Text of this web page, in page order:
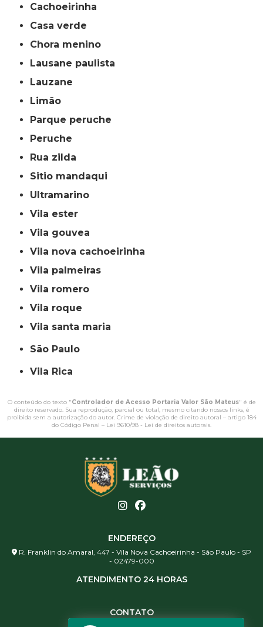
cachoeirinha
casa verde
chora menino
lausane paulista
lauzane
limão
parque peruche
peruche
rua zilda
sitio mandaqui
ultramarino
vila ester
vila gouvea
vila nova cachoeirinha
vila palmeiras
vila romero
vila roque
vila santa maria
São Paulo
Vila Rica
O conteúdo do texto "Controlador de Acesso Portaria Valor São Mateus" é de
direito reservado. Sua reprodução, parcial ou total, mesmo citando nossos links, é
proibida sem a autorização do autor. Crime de violação de direito autoral – artigo 184
do Código Penal – Lei 9610/98 - Lei de direitos autorais.
ENDEREÇO
R. Franklin do Amaral, 447 - Vila Nova Cachoeirinha - São Paulo - SP
- 02479-000
ATENDIMENTO 24 HORAS
CONTATO